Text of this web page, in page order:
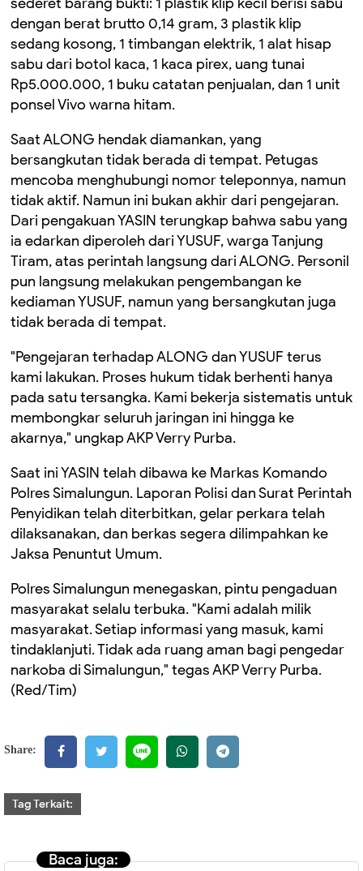
dengan berat brutto 0,14 gram, 3 plastik klip
sedang kosong, 1 timbangan elektrik, 1 alat hisap
sabu dari botol kaca, 1 kaca pirex, uang tunai
Rp5.000.000, 1 buku catatan penjualan, dan 1 unit
ponsel Vivo warna hitam.
Saat ALONG hendak diamankan, yang
bersangkutan tidak berada di tempat. Petugas
mencoba menghubungi nomor teleponnya, namun
tidak aktif. Namun ini bukan akhir dari pengejaran.
Dari pengakuan YASIN terungkap bahwa sabu yang
ia edarkan diperoleh dari YUSUF, warga Tanjung
Tiram, atas perintah langsung dari ALONG. Personil
pun langsung melakukan pengembangan ke
kediaman YUSUF, namun yang bersangkutan juga
tidak berada di tempat.
"Pengejaran terhadap ALONG dan YUSUF terus
kami lakukan. Proses hukum tidak berhenti hanya
pada satu tersangka. Kami bekerja sistematis untuk
membongkar seluruh jaringan ini hingga ke
akarnya," ungkap AKP Verry Purba.
Saat ini YASIN telah dibawa ke Markas Komando
Polres Simalungun. Laporan Polisi dan Surat Perintah
Penyidikan telah diterbitkan, gelar perkara telah
dilaksanakan, dan berkas segera dilimpahkan ke
Jaksa Penuntut Umum.
Polres Simalungun menegaskan, pintu pengaduan
masyarakat selalu terbuka. "Kami adalah milik
masyarakat. Setiap informasi yang masuk, kami
tindaklanjuti. Tidak ada ruang aman bagi pengedar
narkoba di Simalungun," tegas AKP Verry Purba.
(Red/Tim)
Share:
Tag Terkait:
Baca juga: